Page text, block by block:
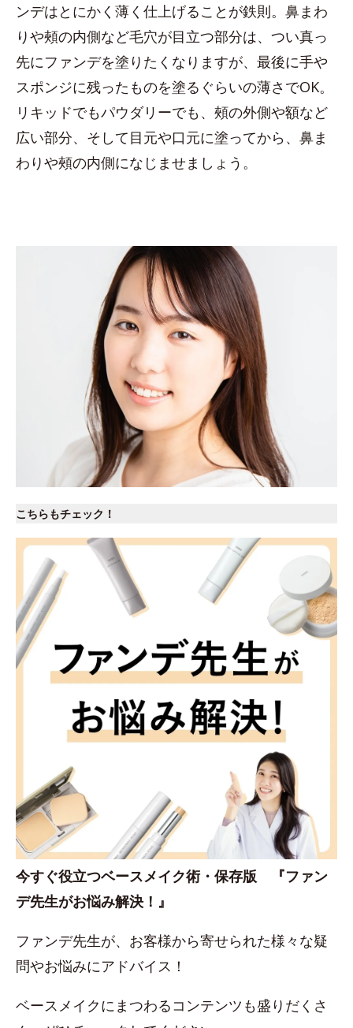
ンデはとにかく薄く仕上げることが鉄則。鼻まわ
りや頰の内側など毛穴が目立つ部分は、つい真っ
先にファンデを塗りたくなりますが、最後に手や
スポンジに残ったものを塗るぐらいの薄さでOK。
リキッドでもパウダリーでも、頰の外側や額など
広い部分、そして目元や口元に塗ってから、鼻ま
わりや頰の内側になじませましょう。
こちらもチェック！
今すぐ役立つベースメイク術・保存版 『ファン
デ先生がお悩み解決！』
ファンデ先生が、お客様から寄せられた様々な疑
問やお悩みにアドバイス！
ベースメイクにまつわるコンテンツも盛りだくさ